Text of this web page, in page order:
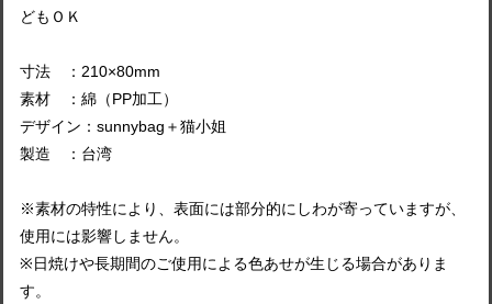
どもＯＫ
寸法 ：210×80mm
素材 ：綿（PP加工）
デザイン：sunnybag＋猫小姐
製造 ：台湾
※素材の特性により、表面には部分的にしわが寄っていますが、
使用には影響しません。
※日焼けや長期間のご使用による色あせが生じる場合がありま
す。